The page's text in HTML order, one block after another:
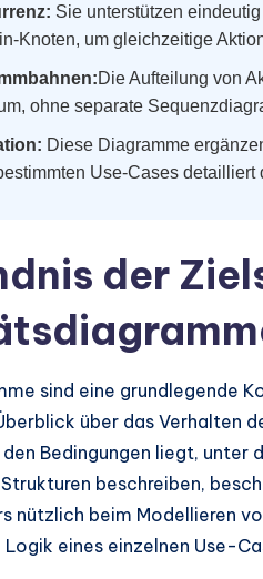
Sie unterstützen
Knoten, um gleichzeitige
Die Aufteilung von
ohne separate
Diese Diagramme
Use-Cases detailliert
der
sind eine grundlegende
über das Verhalten
Bedingungen liegt,
beschreiben,
nützlich beim Modellieren
eines einzelnen Use-